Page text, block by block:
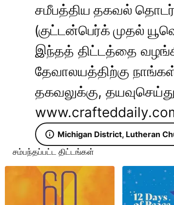
சமீபத்திய தகவல்
(குட்டன்பெர்க் முதல்
இந்தத் திட்டத்தை
தேவாலயத்திற்கு நாங்கள்
தகவலுக்கு,
Michigan District, Lutheran
சம்பந்தப்பட்ட திட்டங்கள்